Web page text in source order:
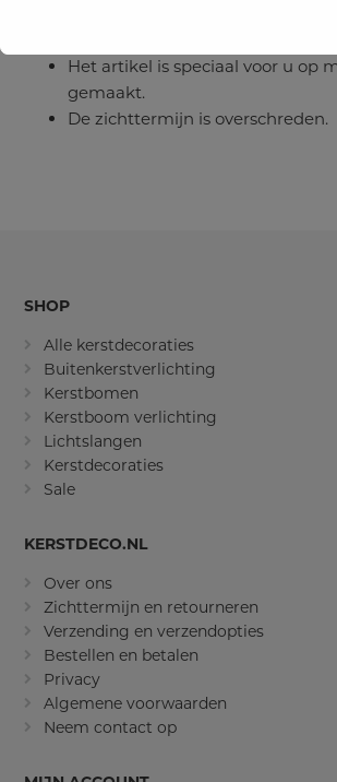
Het artikel is speciaal voor u op
gemaakt.
De zichttermijn is overschreden.
SHOP
Alle kerstdecoraties
Buitenkerstverlichting
Kerstbomen
Kerstboom verlichting
Lichtslangen
Kerstdecoraties
Sale
KERSTDECO.NL
Over ons
Zichttermijn en retourneren
Verzending en verzendopties
Bestellen en betalen
Privacy
Algemene voorwaarden
Neem contact op